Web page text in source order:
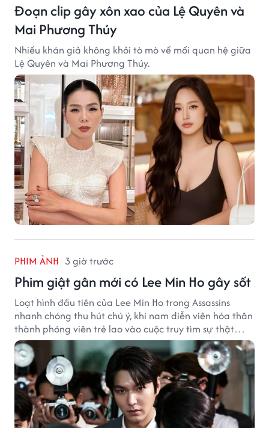
Đoạn clip gây xôn xao của Lệ Quyên và
Mai Phương Thúy
Nhiều khán giả không khỏi tò mò về mối quan hệ giữa
Lệ Quyên và Mai Phương Thúy.
PHIM ẢNH 3 giờ trước
Phim giật gân mới có Lee Min Ho gây sốt
Loạt hình đầu tiên của Lee Min Ho trong Assassins
nhanh chóng thu hút chú ý, khi nam diễn viên hóa thân
thành phóng viên trẻ lao vào cuộc truy tìm sự thật
phía sau một vụ ám sát gây chấn động Hàn Quốc.